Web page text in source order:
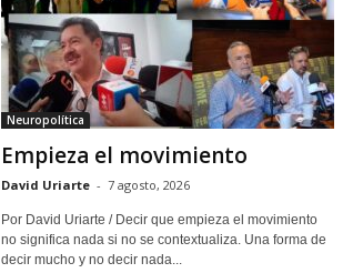
Neuropolítica
Empieza el movimiento
David Uriarte - 7 agosto, 2026
Por David Uriarte / Decir que empieza el movimiento
no significa nada si no se contextualiza. Una forma de
decir mucho y no decir nada...